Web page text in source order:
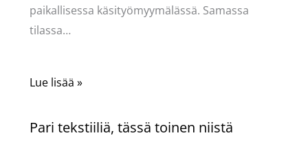
paikallisessa käsityömyymälässä. Samassa
tilassa…
Lue lisää »
Pari tekstiiliä, tässä toinen niistä